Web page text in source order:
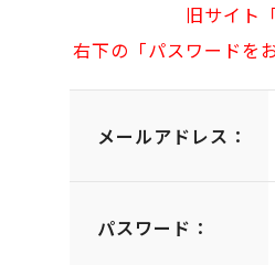
旧サイト
右下の「パスワードを
メールアドレス：
パスワード：